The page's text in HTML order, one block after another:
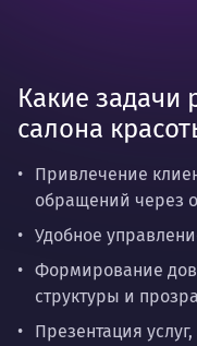
Какие задачи
салона
Привлечение
обращений через
Удобное
Формирование
структуры и
Презентация